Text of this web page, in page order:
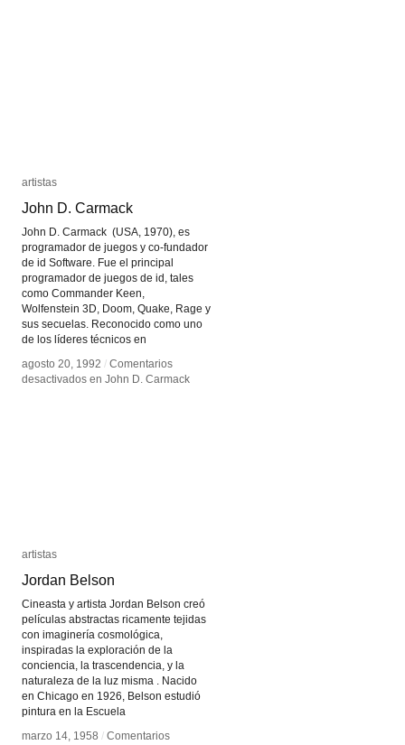
artistas
John D. Carmack
John D. Carmack (USA, 1970), es
programador de juegos y co-fundador
de id Software. Fue el principal
programador de juegos de id, tales
como Commander Keen,
Wolfenstein 3D, Doom, Quake, Rage y
sus secuelas. Reconocido como uno
de los líderes técnicos en
agosto 20, 1992 / Comentarios
desactivados en John D. Carmack
artistas
John D. Carmack
agosto 20, 1992 / Comentarios
desactivados en John D. Carmack
artistas
Jordan Belson
Cineasta y artista Jordan Belson creó
películas abstractas ricamente tejidas
con imaginería cosmológica,
inspiradas la exploración de la
conciencia, la trascendencia, y la
naturaleza de la luz misma . Nacido
en Chicago en 1926, Belson estudió
pintura en la Escuela
marzo 14, 1958 / Comentarios
artistas
Jordan Belson
marzo 14, 1958 / Comentarios